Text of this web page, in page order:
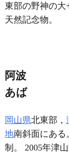
東部の野神の
天然記念物。
阿波
あば
岡山県北東部，
地南斜面にある
制。 2005年津山